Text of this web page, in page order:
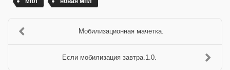
Мобилизационная мачетка.
Если мобилизация завтра.1.0.